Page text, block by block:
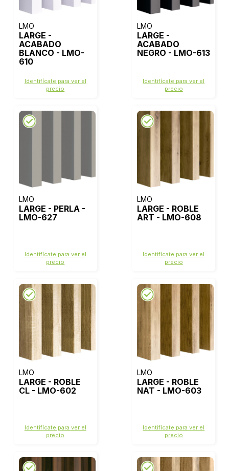
LMO
LARGE -
ACABADO
BLANCO - LMO-
610
Identifícate para ver el
precio
LMO
LARGE -
ACABADO
NEGRO - LMO-613
Identifícate para ver el
precio
LMO
LARGE - PERLA -
LMO-627
Identifícate para ver el
precio
LMO
LARGE - ROBLE
ART - LMO-608
Identifícate para ver el
precio
LMO
LARGE - ROBLE
CL - LMO-602
Identifícate para ver el
precio
LMO
LARGE - ROBLE
NAT - LMO-603
Identifícate para ver el
precio